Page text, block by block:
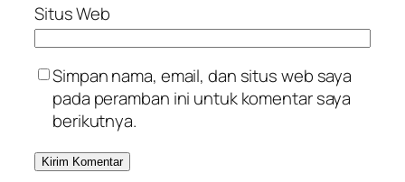
Situs Web
Simpan nama, email, dan situs web saya
pada peramban ini untuk komentar saya
berikutnya.